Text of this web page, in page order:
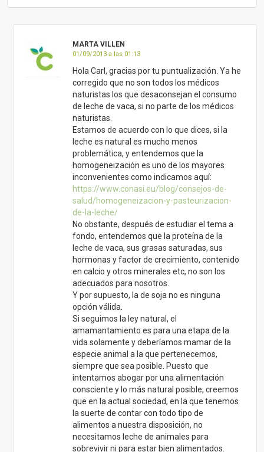
inconvenientes como indicamos aquí:
de-la-leche/
No obstante, después de estudiar el tema a
fondo, entendemos que la proteína de la
leche de vaca, sus grasas saturadas, sus
hormonas y factor de crecimiento, contenido
en calcio y otros minerales etc, no son los
adecuados para nosotros.
Y por supuesto, la de soja no es ninguna
opción válida.
Si seguimos la ley natural, el
amamantamiento es para una etapa de la
vida solamente y deberíamos mamar de la
especie animal a la que pertenecemos,
siempre que sea posible. Puesto que
intentamos abogar por una alimentación
consciente y lo más natural posible, creemos
que en la actual sociedad, en la que tenemos
la suerte de contar con todo tipo de
alimentos a nuestra disposición, no
necesitamos leche de animales para
sobrevivir ni para estar bien alimentados.
En cuanto a los judíos, nos consta que la
leche que tomaban era de cabra y no a diario,
si no cuando había pasto y los animales se
reproducían (aquí también decimos que la
leche de cabra es mejor para nosotros:
https://www.conasi.eu/blog/consejos-de-
salud/leche-humana-y-otras-leches/
Estamos de acuerdo en que si se desea
tomar leche, que sea de animales que comen
pasto y son criados con criterios ecológicos,
sin homogeneizar ni pasteurizar, mejor de
cabra o de oveja y fermentados.
Un saludo!!
RESPONDER